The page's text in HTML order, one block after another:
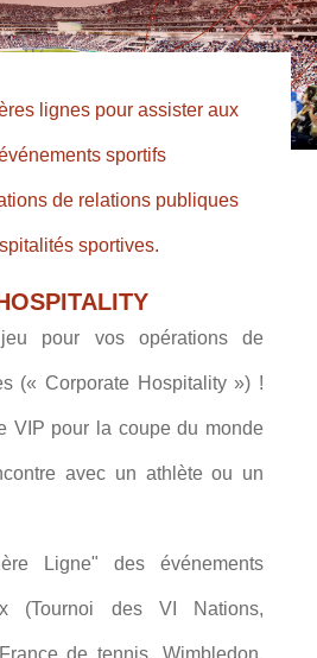
lignes pour assister aux
sportifs
de relations publiques
sportives.
pour vos opérations de
(« Corporate Hospitality ») !
VIP pour la coupe du monde
avec un athlète ou un
Ligne" des événements
(Tournoi des VI Nations,